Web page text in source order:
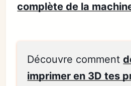
complète de la
Découvre comment
imprimer en 3D tes